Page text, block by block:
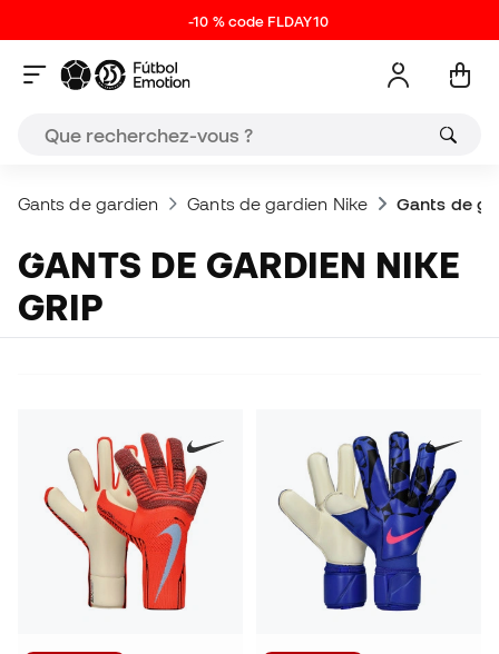
-10 % code FLDAY10
Gants de gardien Gants de gardien Nike Gants de
GANTS DE GARDIEN NIKE
GRIP